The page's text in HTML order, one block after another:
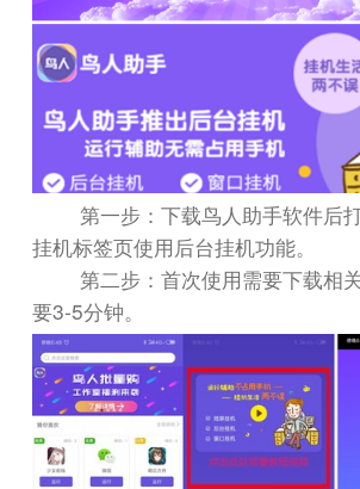
第一步：下载鸟人助手软件后
挂机标签页使用后台挂机功能。
第二步：首次使用需要下载相
要3-5分钟。